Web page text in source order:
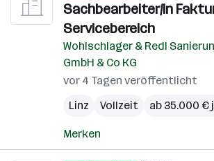
Sachbearbeiter/in
Servicebereich
Wohlschlager & Redl
GmbH & Co KG
vor 4 Tagen veröffentlicht
Linz
Vollzeit ab 35.000 €
Merken